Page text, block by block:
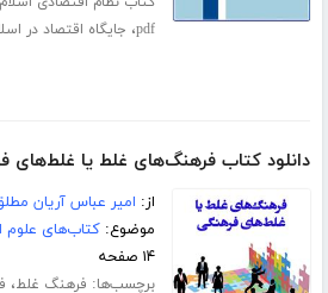
pdf، جایگاه اقتصاد در
دانلود کتاب فرهنگ‌های غلط یا غلط‌های
از: امیر عباس آریان
موضوع:کتاب‌های علوم
۱۴ صفحه
برچسب‌ها: فرهنگ غلط،